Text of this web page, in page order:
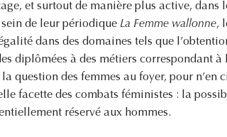
et surtout de manière plus active, dans
de leur périodique La Femme wallonne,
dans des domaines tels que
diplômées à des métiers correspondant
question des femmes au foyer, pour n’en
facette des combats féministes : la
réservé aux hommes.